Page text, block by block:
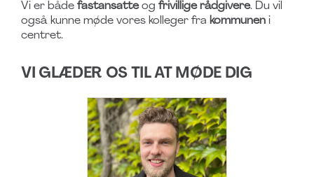
Vi er bådefastansatteog frivillige rådgivere. Du vil
også kunne møde vores kolleger fra kommuneni
centret.
VI GLÆDER OS TIL AT MØDE DIG